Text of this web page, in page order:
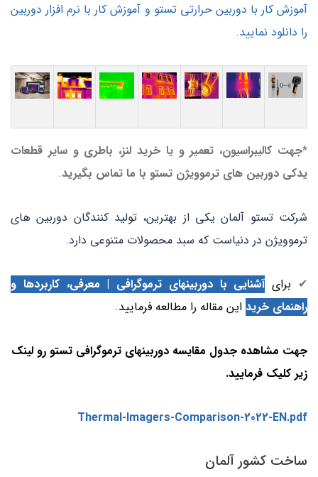
آموزش کار با دوربین حرارتی تستو و آموزش کار با نرم افزار دوربین
را دانلود نمایید.
*جهت کالیبراسیون، تعمیر و یا خرید لنز، باطری و سایر قطعات
یدکی دوربین های ترموویژن تستو با ما تماس بگیرید.
شرکت تستو آلمان یکی از بهترین، تولید کنندگان دوربین های
ترموویژن در دنیاست که سبد محصولات متنوعی دارد.
✔ برای آشنایی با دوربینهای ترموگرافی | معرفی، کاربردها و
راهنمای خرید این مقاله را مطالعه فرمایید.
جهت مشاهده جدول مقایسه دوربینهای ترموگرافی تستو رو لینک
زیر کلیک فرمایید.
Thermal-Imagers-Comparison-2022-EN.pdf
ساخت کشور آلمان